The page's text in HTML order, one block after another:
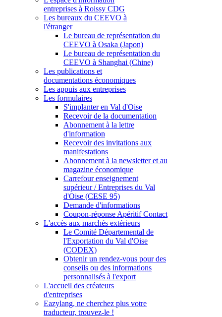
entreprises à Roissy CDG
Les bureaux du CEEVO à
l'étranger
Le bureau de représentation du
CEEVO à Osaka (Japon)
Le bureau de représentation du
CEEVO à Shanghai (Chine)
Les publications et
documentations économiques
Les appuis aux entreprises
Les formulaires
S'implanter en Val d'Oise
Recevoir de la documentation
Abonnement à la lettre
d'information
Recevoir des invitations aux
manifestations
Abonnement à la newsletter et au
magazine économique
Carrefour enseignement
supérieur / Entreprises du Val
d'Oise (CESE 95)
Demande d'informations
Coupon-réponse Apéritif Contact
L'accès aux marchés extérieurs
Le Comité Départemental de
l'Exportation du Val d'Oise
(CODEX)
Obtenir un rendez-vous pour des
conseils ou des informations
personnalisés à l'export
L'accueil des créateurs
d'entreprises
Eazylang, ne cherchez plus votre
traducteur, trouvez-le !